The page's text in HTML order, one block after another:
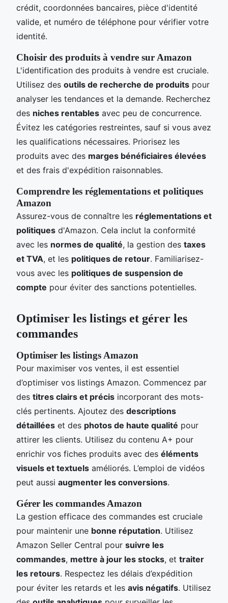
crédit, coordonnées bancaires, pièce d'identité
valide, et numéro de téléphone pour vérifier votre
identité.
Choisir des produits à vendre sur Amazon
L'identification des produits à vendre est cruciale.
Utilisez des outils de recherche de produits pour
analyser les tendances et la demande. Recherchez
des niches rentables avec peu de concurrence.
Évitez les catégories restreintes, sauf si vous avez
les qualifications nécessaires. Priorisez les
produits avec des marges bénéficiaires élevées
et des frais d'expédition raisonnables.
Comprendre les réglementations et politiques
Amazon
Assurez-vous de connaître les réglementations et
politiques d'Amazon. Cela inclut la conformité
avec les normes de qualité, la gestion des taxes
et TVA, et les politiques de retour. Familiarisez-
vous avec les politiques de suspension de
compte pour éviter des sanctions potentielles.
Optimiser les listings et gérer les
commandes
Optimiser les listings Amazon
Pour maximiser vos ventes, il est essentiel
d’optimiser vos listings Amazon. Commencez par
des titres clairs et précis incorporant des mots-
clés pertinents. Ajoutez des descriptions
détaillées et des photos de haute qualité pour
attirer les clients. Utilisez du contenu A+ pour
enrichir vos fiches produits avec des éléments
visuels et textuels améliorés. L’emploi de vidéos
peut aussi augmenter les conversions.
Gérer les commandes Amazon
La gestion efficace des commandes est cruciale
pour maintenir une bonne réputation. Utilisez
Amazon Seller Central pour suivre les
commandes, mettre à jour les stocks, et traiter
les retours. Respectez les délais d’expédition
pour éviter les retards et les avis négatifs. Utilisez